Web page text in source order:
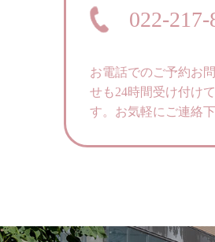
022-217-
お電話でのご予約お
せも24時間受け付け
す。 お気軽にご連絡下